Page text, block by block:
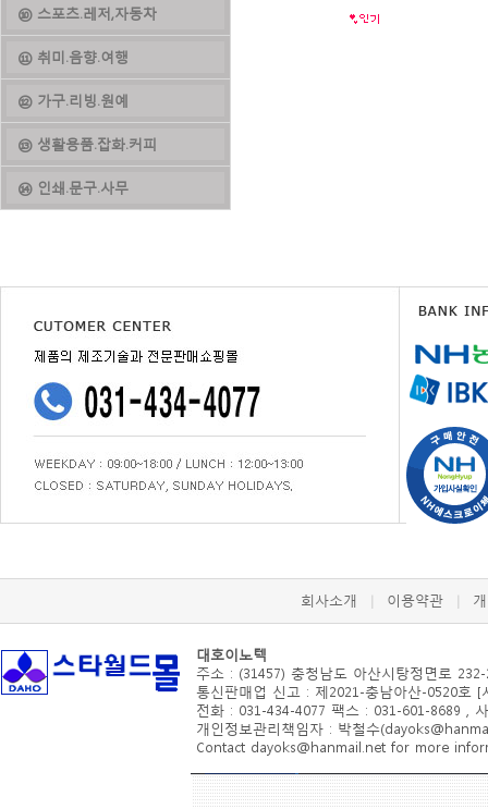
⑩ 스포츠.레저,자동차
⑪ 취미.음향.여행
⑫ 가구.리빙.원예
⑬ 생활용품.잡화.커피
⑭ 인쇄.문구.사무
회사소개 이용약관
대호이노텍
주소 : (31457) 충청남도 아산시탕정면로
통신판매업 신고 : 제2021-충남아산-0520호
전화 : 031-434-4077 팩스 : 031-601-8689 ,
개인정보관리책임자 : 박철수
Contact dayoks@hanmail.net for more